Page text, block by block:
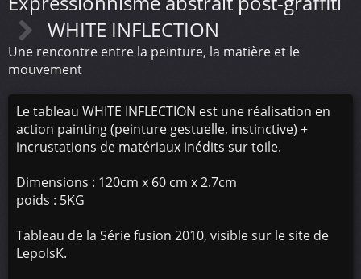
WHITE INFLECTION
Une rencontre entre la peinture, la matière et le
mouvement
Le tableau WHITE INFLECTION est une réalisation en
action painting (peinture gestuelle, instinctive) +
incrustations de matériaux inédits sur toile.
Dimensions : 120cm x 60 cm x 2.7cm
poids : 5KG
Tableau de la Série fusion 2010, visible sur le site de
LepolsK.